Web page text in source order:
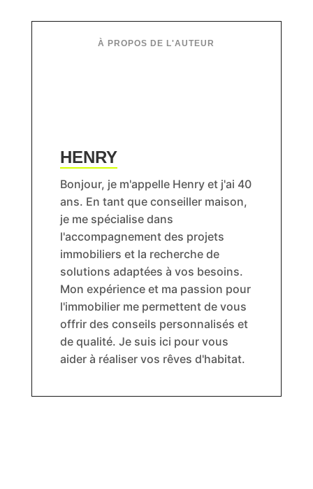
HENRY
Bonjour, je m'appelle Henry et j'ai 40
ans. En tant que conseiller maison,
je me spécialise dans
l'accompagnement des projets
immobiliers et la recherche de
solutions adaptées à vos besoins.
Mon expérience et ma passion pour
l'immobilier me permettent de vous
offrir des conseils personnalisés et
de qualité. Je suis ici pour vous
aider à réaliser vos rêves d'habitat.